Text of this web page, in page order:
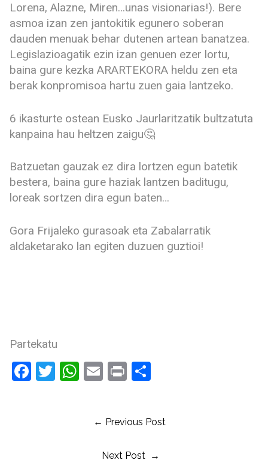
Lorena, Alazne, Miren…unas visionarias!). Bere
asmoa izan zen jantokitik egunero soberan
dauden menuak behar dutenen artean banatzea.
Legislazioagatik ezin izan genuen ezer lortu,
baina gure kezka ARARTEKORA heldu zen eta
berak konpromisoa hartu zuen gaia lantzeko.
6 ikasturte ostean Eusko Jaurlaritzatik bultzatuta
kanpaina hau heltzen zaigu🤔
Batzuetan gauzak ez dira lortzen egun batetik
bestera, baina gure haziak lantzen baditugu,
loreak sortzen dira egun baten…
Gora Frijaleko gurasoak eta Zabalarratik
aldaketarako lan egiten duzuen guztioi!
Partekatu
Facebook
TwitterWhatsApp
EmailPrint
← Previous Post
Next Post →